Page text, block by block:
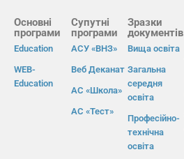
Основні
програми
Education
WEB-
Education
Супутні
програми
АСУ «ВНЗ»
Веб Деканат
АС «Школа»
АС «Тест»
Зразки
документів
Вища освіта
Загальна
середня
освіта
Професійно-
технічна
освіта